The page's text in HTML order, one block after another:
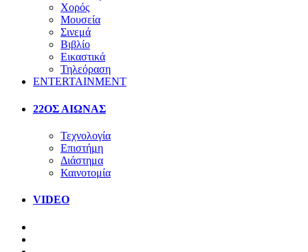
Χορός
Μουσεία
Σινεμά
Βιβλίο
Εικαστικά
Τηλεόραση
ENTERTAINMENT
22ΟΣ ΑΙΩΝΑΣ
Τεχνολογία
Επιστήμη
Διάστημα
Καινοτομία
VIDEO